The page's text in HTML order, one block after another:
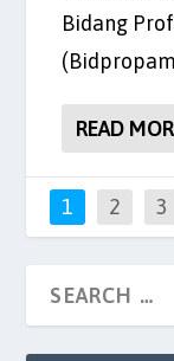
Bidang
READ
1 2 3